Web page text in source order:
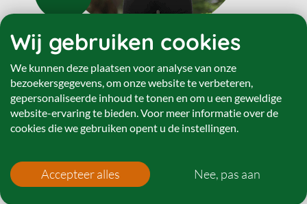
Jeroen Padberg
Wij gebruiken cookies
We kunnen deze plaatsen voor analyse van onze
bezoekersgegevens, om onze website te verbeteren,
gepersonaliseerde inhoud te tonen en om u een geweldige
website-ervaring te bieden. Voor meer informatie over de
cookies die we gebruiken opent u de instellingen.
Accepteer alles Nee, pas aan